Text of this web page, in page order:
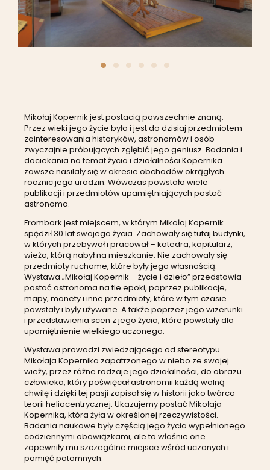
Mikołaj Kopernik jest postacią powszechnie znaną.
Przez wieki jego życie było i jest do dzisiaj przedmiotem
zainteresowania historyków, astronomów i osób
zwyczajnie próbujących zgłębić jego geniusz. Badania i
dociekania na temat życia i działalności Kopernika
zawsze nasilały się w okresie obchodów okrągłych
rocznic jego urodzin. Wówczas powstało wiele
publikacji i przedmiotów upamiętniających postać
astronoma.
Frombork jest miejscem, w którym Mikołaj Kopernik
spędził 30 lat swojego życia. Zachowały się tutaj budynki,
w których przebywał i pracował – katedra, kapitularz,
wieża, którą nabył na mieszkanie. Nie zachowały się
przedmioty ruchome, które były jego własnością.
Wystawa „Mikołaj Kopernik – życie i dzieło” przedstawia
postać astronoma na tle epoki, poprzez publikacje,
mapy, monety i inne przedmioty, które w tym czasie
powstały i były używane. A także poprzez jego wizerunki
i przedstawienia scen z jego życia, które powstały dla
upamiętnienie wielkiego uczonego.
Wystawa prowadzi zwiedzającego od stereotypu
Mikołaja Kopernika zapatrzonego w niebo ze swojej
wieży, przez różne rodzaje jego działalności, do obrazu
człowieka, który poświęcał astronomii każdą wolną
chwilę i dzięki tej pasji zapisał się w historii jako twórca
teorii heliocentrycznej. Ukazujemy postać Mikołaja
Kopernika, która żyła w określonej rzeczywistości.
Badania naukowe były częścią jego życia wypełnionego
codziennymi obowiązkami, ale to właśnie one
zapewniły mu szczególne miejsce wśród uczonych i
pamięć potomnych.